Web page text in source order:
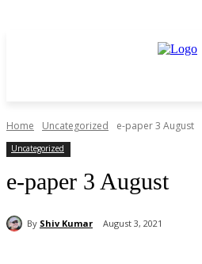
Home Uncategorized e-paper 3 August
Uncategorized
e-paper 3 August
By Shiv Kumar August 3, 2021